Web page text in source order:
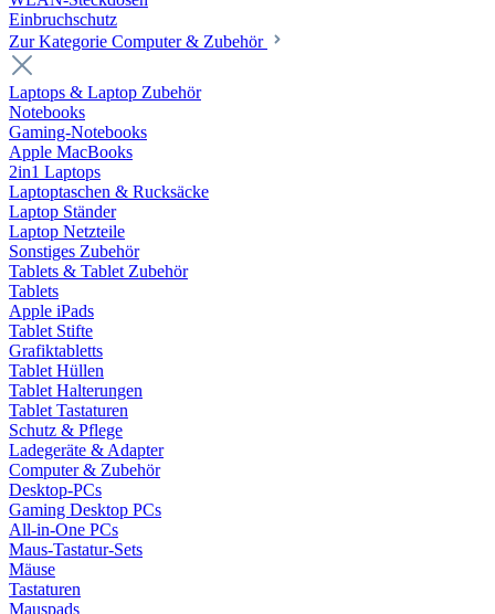
Einbruchschutz
Zur Kategorie Computer & Zubehör
Laptops & Laptop Zubehör
Notebooks
Gaming-Notebooks
Apple MacBooks
2in1 Laptops
Laptoptaschen & Rucksäcke
Laptop Ständer
Laptop Netzteile
Sonstiges Zubehör
Tablets & Tablet Zubehör
Tablets
Apple iPads
Tablet Stifte
Grafiktabletts
Tablet Hüllen
Tablet Halterungen
Tablet Tastaturen
Schutz & Pflege
Ladegeräte & Adapter
Computer & Zubehör
Desktop-PCs
Gaming Desktop PCs
All-in-One PCs
Maus-Tastatur-Sets
Mäuse
Tastaturen
Mauspads